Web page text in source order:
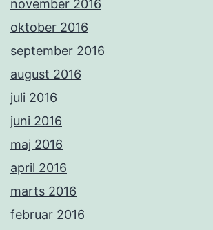
november 2016
oktober 2016
september 2016
august 2016
juli 2016
juni 2016
maj 2016
april 2016
marts 2016
februar 2016